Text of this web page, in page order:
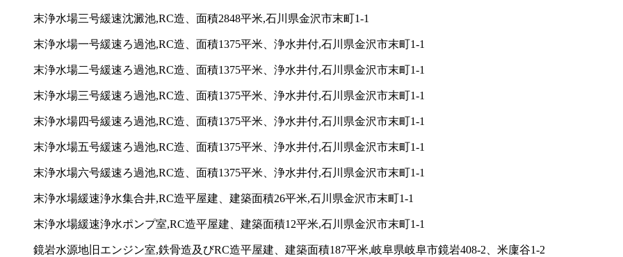
末浄水場三号緩速沈澱池,RC造、面積2848平米,石川県金沢市末町1-1
末浄水場一号緩速ろ過池,RC造、面積1375平米、浄水井付,石川県金沢市末町1-1
末浄水場二号緩速ろ過池,RC造、面積1375平米、浄水井付,石川県金沢市末町1-1
末浄水場三号緩速ろ過池,RC造、面積1375平米、浄水井付,石川県金沢市末町1-1
末浄水場四号緩速ろ過池,RC造、面積1375平米、浄水井付,石川県金沢市末町1-1
末浄水場五号緩速ろ過池,RC造、面積1375平米、浄水井付,石川県金沢市末町1-1
末浄水場六号緩速ろ過池,RC造、面積1375平米、浄水井付,石川県金沢市末町1-1
末浄水場緩速浄水集合井,RC造平屋建、建築面積26平米,石川県金沢市末町1-1
末浄水場緩速浄水ポンプ室,RC造平屋建、建築面積12平米,石川県金沢市末町1-1
鏡岩水源地旧エンジン室,鉄骨造及びRC造平屋建、建築面積187平米,岐阜県岐阜市鏡岩408-2、米廩谷1-2